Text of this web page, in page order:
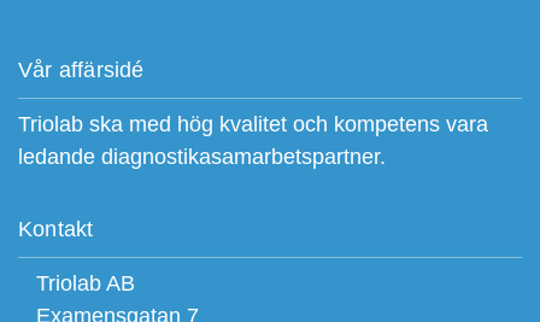
Vår affärsidé
Triolab ska med hög kvalitet och kompetens vara
ledande diagnostikasamarbetspartner.
Kontakt
Triolab AB
Examensgatan 7